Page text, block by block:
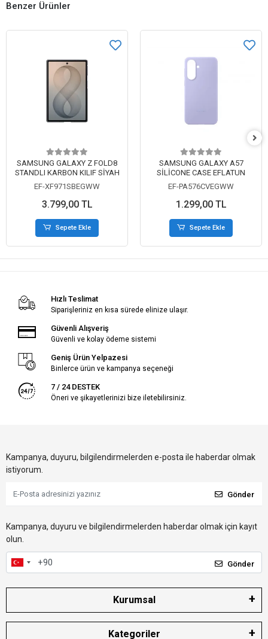
Benzer Ürünler
SAMSUNG GALAXY Z FOLD8
STANDLI KARBON KILIF SİYAH
EF-XF971SBEGWW
3.799,00 TL
Sepete Ekle
SAMSUNG GALAXY A57
SİLİCONE CASE EFLATUN
EF-PA576CVEGWW
1.299,00 TL
Sepete Ekle
Hızlı Teslimat
Siparişleriniz en kısa sürede elinize ulaşır.
Güvenli Alışveriş
Güvenli ve kolay ödeme sistemi
Geniş Ürün Yelpazesi
Binlerce ürün ve kampanya seçeneği
7 / 24 DESTEK
Öneri ve şikayetlerinizi bize iletebilirsiniz.
Kampanya, duyuru, bilgilendirmelerden e-posta ile haberdar olmak
istiyorum.
Gönder
Kampanya, duyuru ve bilgilendirmelerden haberdar olmak için kayıt
olun.
Gönder
Kurumsal
Kategoriler